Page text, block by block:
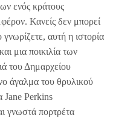
ενός κράτους
Κανείς δεν μπορεί
αυτή η ιστορία
μια ποικιλία των
του Δημαρχείου
άγαλμα του θρυλικού
Jane Perkins
γνωστά πορτρέτα